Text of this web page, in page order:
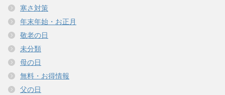
寒さ対策
年末年始・お正月
敬老の日
未分類
母の日
無料・お得情報
父の日